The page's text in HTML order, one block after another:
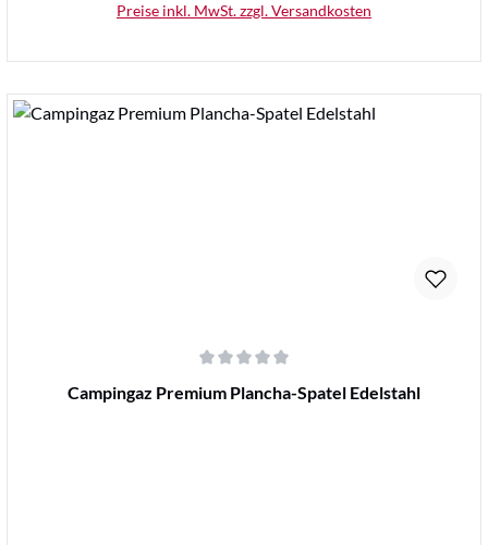
Preise inkl. MwSt. zzgl. Versandkosten
Durchschnittliche Bewertung von 0 von 5 Sternen
Campingaz Premium Plancha-Spatel Edelstahl